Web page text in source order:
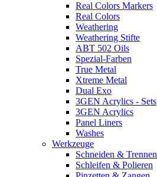
Real Colors Markers
Real Colors
Weathering
Weathering Stifte
ABT 502 Oils
Spezial-Farben
True Metal
Xtreme Metal
Dual Exo
3GEN Acrylics - Sets
3GEN Acrylics
Panel Liners
Washes
Werkzeuge
Schneiden & Trennen
Schleifen & Polieren